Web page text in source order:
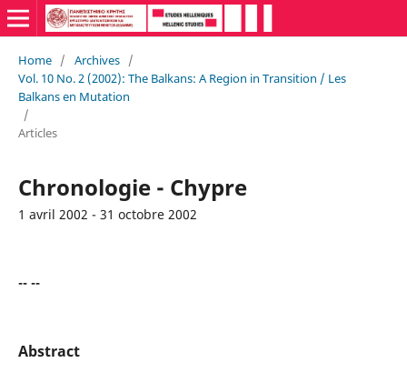
Home / Archives /
Vol. 10 No. 2 (2002): The Balkans: A Region in Transition / Les
Balkans en Mutation
/
Articles
Chronologie - Chypre
1 avril 2002 - 31 octobre 2002
-- --
Abstract